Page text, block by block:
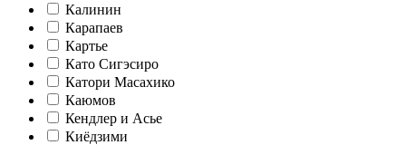
Калинин
Карапаев
Картье
Като Сигэсиро
Катори Масахико
Каюмов
Кендлер и Асье
Киёдзими